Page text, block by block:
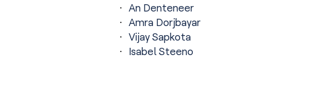
An Denteneer
Amra Dorjbayar
Vijay Sapkota
Isabel Steeno